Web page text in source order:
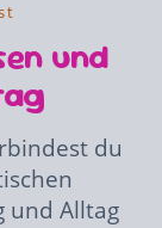
und
du
und Alltag